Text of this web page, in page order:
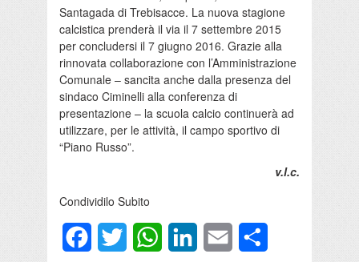
Santagada di Trebisacce. La nuova stagione
calcistica prenderà il via il 7 settembre 2015
per concludersi il 7 giugno 2016. Grazie alla
rinnovata collaborazione con l’Amministrazione
Comunale – sancita anche dalla presenza del
sindaco Ciminelli alla conferenza di
presentazione – la scuola calcio continuerà ad
utilizzare, per le attività, il campo sportivo di
“Piano Russo”.
v.l.c.
Condividilo Subito
FacebookTwitter WhatsAppLinkedInEmail